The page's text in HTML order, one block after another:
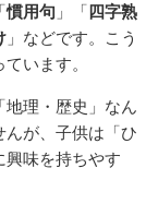
慣用句 」「四字熟
」などです。こう
います。
理・歴史」なん
が、子供は「ひ
興味を持ちやす